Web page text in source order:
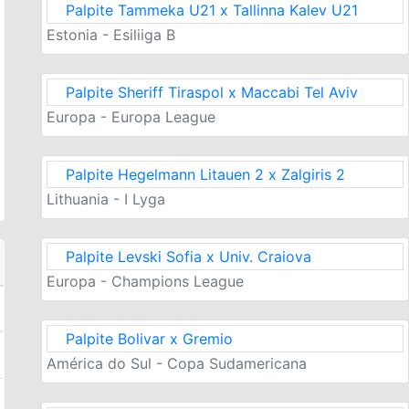
Palpite Tammeka U21 x Tallinna Kalev U21
Estonia - Esiliiga B
Palpite Sheriff Tiraspol x Maccabi Tel Aviv
Europa - Europa League
Palpite Hegelmann Litauen 2 x Zalgiris 2
Lithuania - I Lyga
Palpite Levski Sofia x Univ. Craiova
Europa - Champions League
Palpite Bolivar x Gremio
América do Sul - Copa Sudamericana